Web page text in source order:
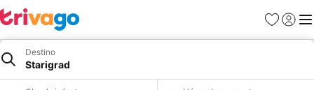
Favoritos
Iniciar
Destino
Starigrad